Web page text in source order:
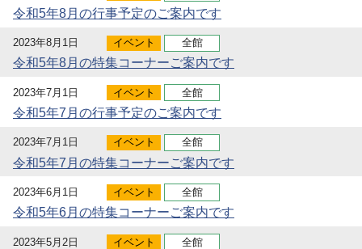
令和5年8月の行事予定のご案内です
2023年8月1日 イベント 全館
令和5年8月の特集コーナーご案内です
2023年7月1日 イベント 全館
令和5年7月の行事予定のご案内です
2023年7月1日 イベント 全館
令和5年7月の特集コーナーご案内です
2023年6月1日 イベント 全館
令和5年6月の特集コーナーご案内です
2023年5月2日 イベント 全館